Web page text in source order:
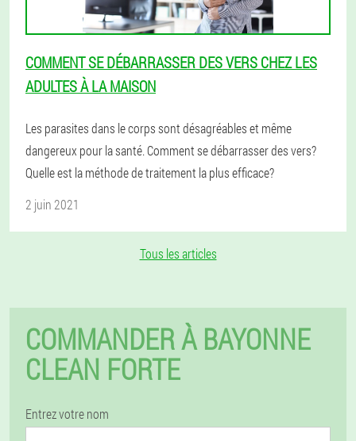
COMMENT SE DÉBARRASSER DES VERS CHEZ LES
ADULTES À LA MAISON
Les parasites dans le corps sont désagréables et même
dangereux pour la santé. Comment se débarrasser des vers?
Quelle est la méthode de traitement la plus efficace?
2 juin 2021
Tous les articles
COMMANDER À BAYONNE
CLEAN FORTE
Entrez votre nom